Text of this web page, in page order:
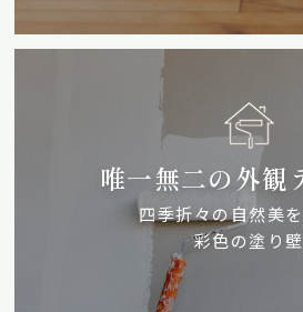
唯一無二の外観
四季折々の自然美
彩色の塗り壁